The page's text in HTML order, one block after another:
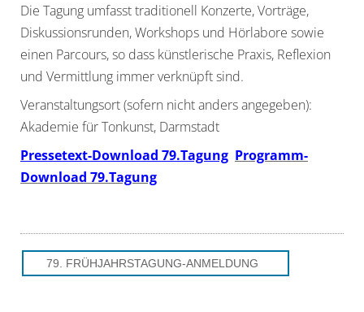
Die Tagung umfasst traditionell Konzerte, Vorträge,
Diskussionsrunden, Workshops und Hörlabore sowie
einen Parcours, so dass künstlerische Praxis, Reflexion
und Vermittlung immer verknüpft sind.
Veranstaltungsort (sofern nicht anders angegeben):
Akademie für Tonkunst, Darmstadt
Pressetext-Download 79.Tagung Programm-
Download 79.Tagung
79. FRÜHJAHRSTAGUNG-ANMELDUNG